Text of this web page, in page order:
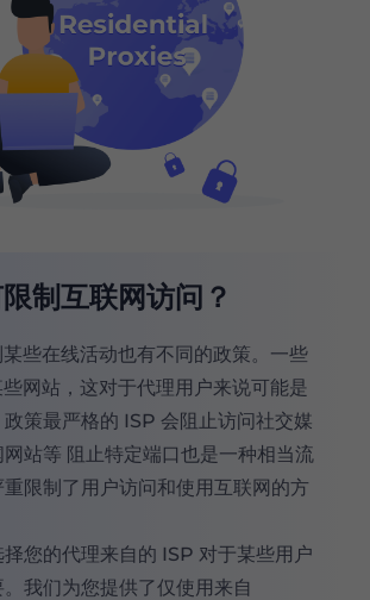
制互联网访问？
些在线活动也有不同的政策。一些
网站，这对于代理用户来说可能是
策最严格的 ISP 会阻止访问社交媒
站等 阻止特定端口也是一种相当流
限制了用户访问和使用互联网的方
择您的代理来自的 ISP 对于某些用户
我们为您提供了仅使用来自